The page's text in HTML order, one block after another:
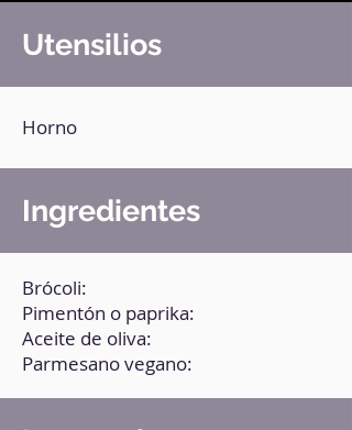
Utensilios
Horno
Ingredientes
Brócoli:
Pimentón o paprika:
Aceite de oliva:
Parmesano vegano: